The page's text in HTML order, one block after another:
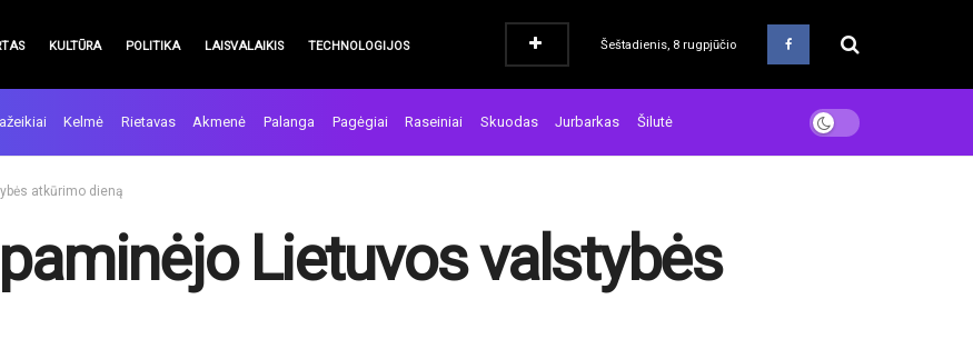
KULTŪRA POLITIKA LAISVALAIKIS TECHNOLOGIJOS Šeštadienis, 8 rugpjūčio
Kelmė Rietavas Akmenė Palanga Pagėgiai Raseiniai Skuodas Jurbarkas Šilutė
atkūrimo dieną
Lietuvos valstybės